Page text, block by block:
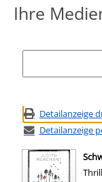
Ihre
Detailanzeige
Detailanzeige